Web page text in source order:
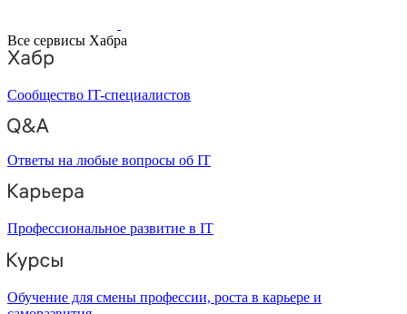
Все сервисы Хабра
Сообщество IT-специалистов
Ответы на любые вопросы об IT
Профессиональное развитие в IT
Обучение для смены профессии, роста в карьере и